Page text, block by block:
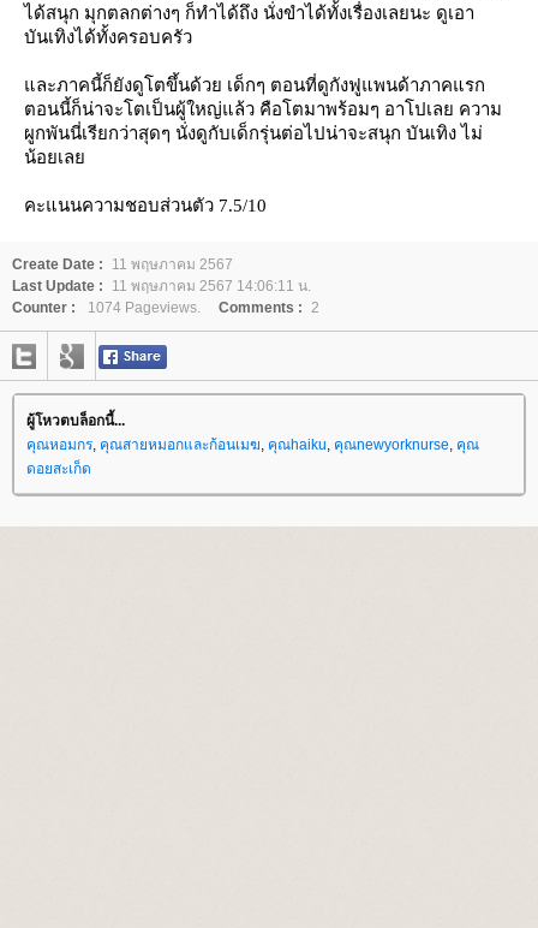
ได้สนุก มุกตลกต่างๆ ก็ทำได้ถึง นั่งขำได้ทั้งเรื่องเลยนะ ดูเอา
บันเทิงได้ทั้งครอบครัว
ละภาคนี้ก็ยังดูโตขึ้นด้วย เด็กๆ ตอนที่ดูกังฟูแพนด้าภาคแรก
ตอนนี้ก็น่าจะโตเป็นผู้ใหญ่แล้ว คือโตมาพร้อมๆ อาโปเลย ความ
ผูกพันนี่เรียกว่าสุดๆ นั่งดูกับเด็กรุ่นต่อไปน่าจะสนุก บันเทิง ไม่
น้อยเล
คะแนนความชอบส่วนตัว 7.5/10
Create Date :
11 พฤษภาคม 2567
Last Update :
11 พฤษภาคม 2567 14:06:11 น.
Counter :
1074 Pageviews. Comments : 2
ผู้โหวตบล็อกนี้...
คุณหอมกร, คุณสายหมอกและก้อนเมฆ, คุณhaiku, คุณnewyorknurse, คุณ
ดอยสะเก็ด